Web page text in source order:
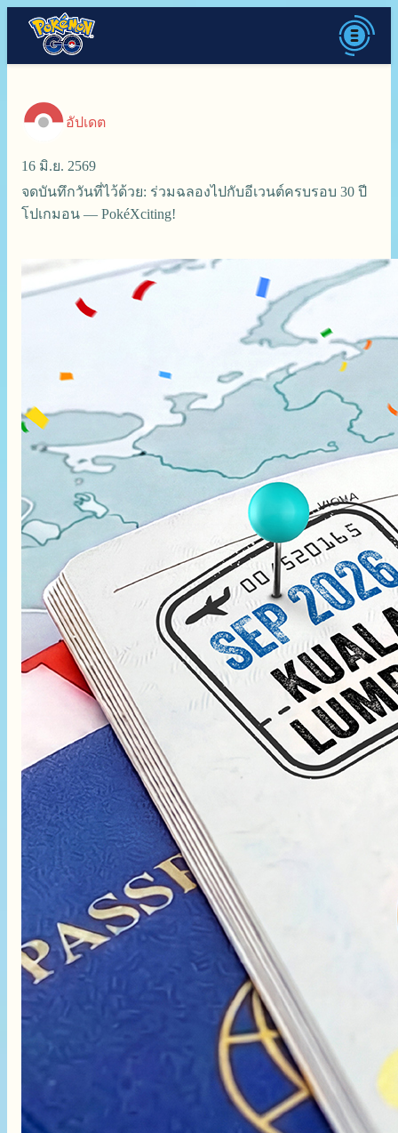
อัปเดต
16 มิ.ย. 2569
จดบันทึกวันที่ไว้ด้วย: ร่วมฉลองไปกับอีเวนต์ครบรอบ 30 ปี
โปเกมอน — PokéXciting!